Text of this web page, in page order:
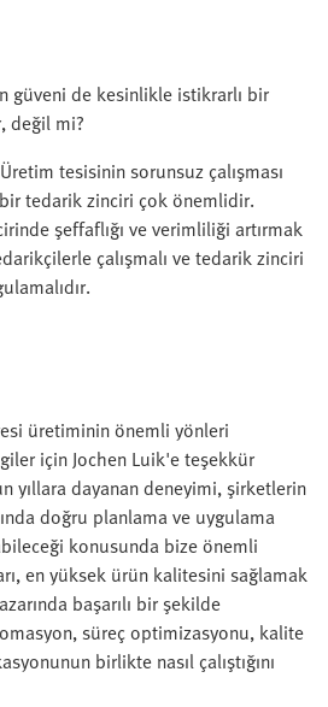
güveni de kesinlikle istikrarlı bir
değil mi?
tesisinin sorunsuz çalışması
tedarik zinciri çok önemlidir.
şeffaflığı ve verimliliği artırmak
çalışmalı ve tedarik zinciri
üretiminin önemli yönleri
için Jochen Luik'e teşekkür
yıllara dayanan deneyimi, şirketlerin
doğru planlama ve uygulama
konusunda bize önemli
en yüksek ürün kalitesini sağlamak
başarılı bir şekilde
süreç optimizasyonu, kalite
birlikte nasıl çalıştığını